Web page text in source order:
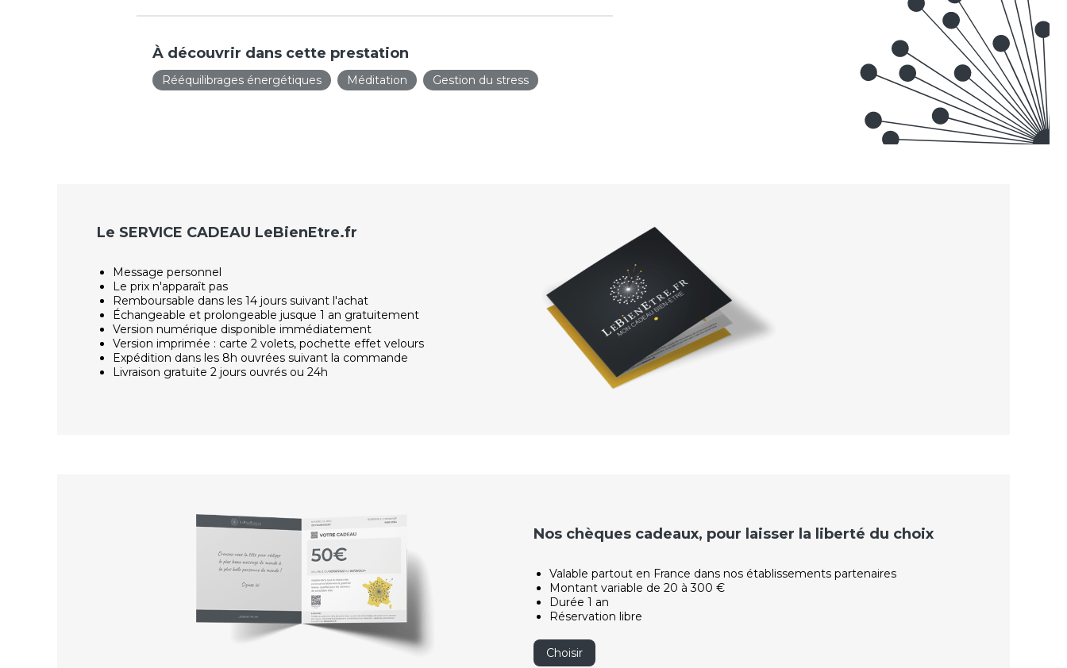
À découvrir dans cette prestation
Rééquilibrages énergétiques Méditation Gestion du stress
Le SERVICE CADEAU LeBienEtre.fr
Message personnel
Le prix n'apparaît pas
Remboursable dans les 14 jours suivant l'achat
Échangeable et prolongeable jusque 1 an gratuitement
Version numérique disponible immédiatement
Version imprimée : carte 2 volets, pochette effet velours
Expédition dans les 8h ouvrées suivant la commande
Livraison gratuite 2 jours ouvrés ou 24h
Nos chèques cadeaux, pour laisser la liberté du choix
Valable partout en France dans nos établissements partenaires
Montant variable de 20 à 300 €
Durée 1 an
Réservation libre
Choisir